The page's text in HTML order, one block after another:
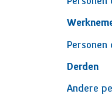
Derden
Andere